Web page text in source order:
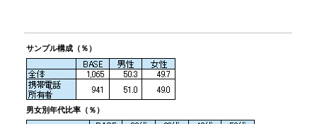
サンプル構成（％）
男女別年代比率（％）